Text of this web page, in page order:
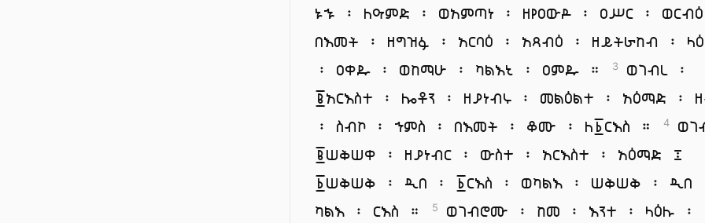
ኑኁ ፡ ለዓምድ ፡ ወአምጣነ ፡ ዘየዐውዶ ፡ ዐሥር ፡
በእመት ፡ ዘግዝፉ ፡ አርባዕ ፡ አጻብዕ ፡ ዘይትራከብ ፡
፡ ዐቀዱ ፡ ወከማሁ ፡ ካልእኒ ፡ ዐምዱ ።
3
ወገብረ ፡
፪አርእስተ ፡ ሎቶን ፡ ዘያነብሩ ፡ መልዕልተ ፡ አዕማድ ፡
፡ ስብኮ ፡ ኀምስ ፡ በእመት ፡ ቆሙ ፡ ለ፩ርእስ ።
4
፪ሠቅሠቀ ፡ ዘያነብር ፡ ውስተ ፡ አርእስተ ፡ አዕማድ ፤
፩ሠቅሠቅ ፡ ዲበ ፡ ፩ርእስ ፡ ወካልእ ፡ ሠቅሠቅ ፡ ዲበ
ካልእ ፡ ርእስ ።
5
ወገብሮሙ ፡ ከመ ፡ እንተ ፡ ላዕሉ ፡